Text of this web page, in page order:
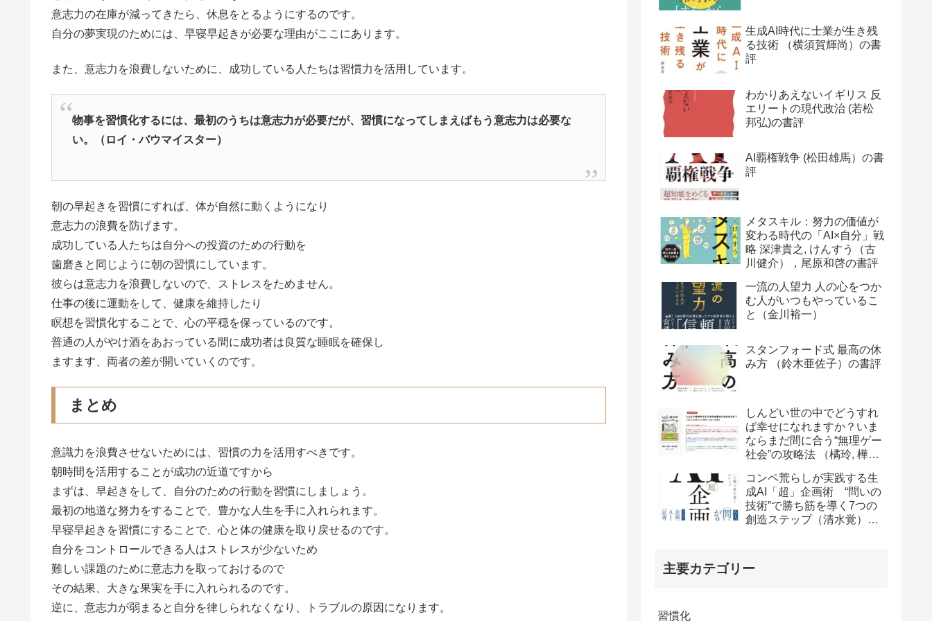
意志力の在庫が減ってきたら、休息をとるようにするのです。
自分の夢実現のためには、早寝早起きが必要な理由がここにあります。
また、意志力を浪費しないために、成功している人たちは習慣力を活用しています。
物事を習慣化するには、最初のうちは意志力が必要だが、習慣になってしまえばもう意志力は必要な
い。（ロイ・バウマイスター）
朝の早起きを習慣にすれば、体が自然に動くようになり
意志力の浪費を防げます。
成功している人たちは自分への投資のための行動を
歯磨きと同じように朝の習慣にしています。
彼らは意志力を浪費しないので、ストレスをためません。
仕事の後に運動をして、健康を維持したり
瞑想を習慣化することで、心の平穏を保っているのです。
普通の人がやけ酒をあおっている間に成功者は良質な睡眠を確保し
ますます、両者の差が開いていくのです。
まとめ
意識力を浪費させないためには、習慣の力を活用すべきです。
朝時間を活用することが成功の近道ですから
まずは、早起きをして、自分のための行動を習慣にしましょう。
最初の地道な努力をすることで、豊かな人生を手に入れられます。
早寝早起きを習慣にすることで、心と体の健康を取り戻せるのです。
自分をコントロールできる人はストレスが少ないため
難しい課題のために意志力を取っておけるので
その結果、大きな果実を手に入れられるのです。
逆に、意志力が弱まると自分を律しられなくなり、トラブルの原因になります。
生成AI時代に士業が生き残
る技術 （横須賀輝尚）の書
評
わかりあえないイギリス 反
エリートの現代政治 (若松
邦弘)の書評
AI覇権戦争 (松田雄馬）の書
評
メタスキル：努力の価値が
変わる時代の「AI×自分」戦
略 深津貴之, けんすう（古
川健介），尾原和啓の書評
一流の人望力 人の心をつか
む人がいつもやっているこ
と（金川裕一）
スタンフォード式 最高の休
み方 （鈴木亜佐子）の書評
しんどい世の中でどうすれ
ば幸せになれますか？いま
ならまだ間に合う“無理ゲー
社会”の攻略法 （橘玲, 樺山
コンペ荒らしが実践する生
成AI「超」企画術 “問いの
技術”で勝ち筋を導く7つの
創造ステップ（清水覚）の
主要カテゴリー
習慣化